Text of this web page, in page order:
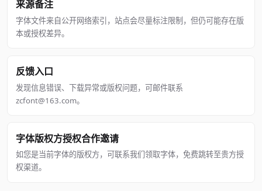
来源备注
字体文件来自公开网络索引，站点会尽量标注限制，但仍可能存在版
本或授权差异。
反馈入口
发现信息错误、下载异常或版权问题，可邮件联系
zcfont@163.com。
字体版权方授权合作邀请
如您是当前字体的版权方，可联系我们领取字体，免费跳转至贵方授
权渠道。